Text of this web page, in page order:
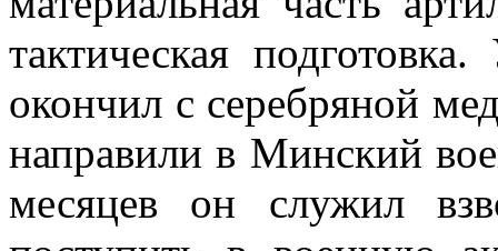
тактическая
окончил с серебряной
направили в Минский
месяцев он служил